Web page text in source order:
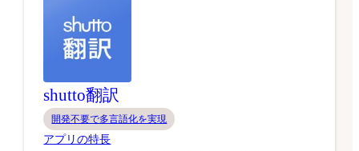
shutto翻訳
開発不要で多言語化を実現
アプリの特長